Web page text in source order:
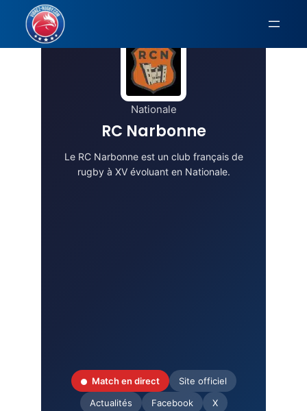
Aller
contenu
Nationale
RC Narbonne
Le RC Narbonne est un club français de
rugby à XV évoluant en Nationale.
Match en direct
Site officiel
Actualités
Facebook
X